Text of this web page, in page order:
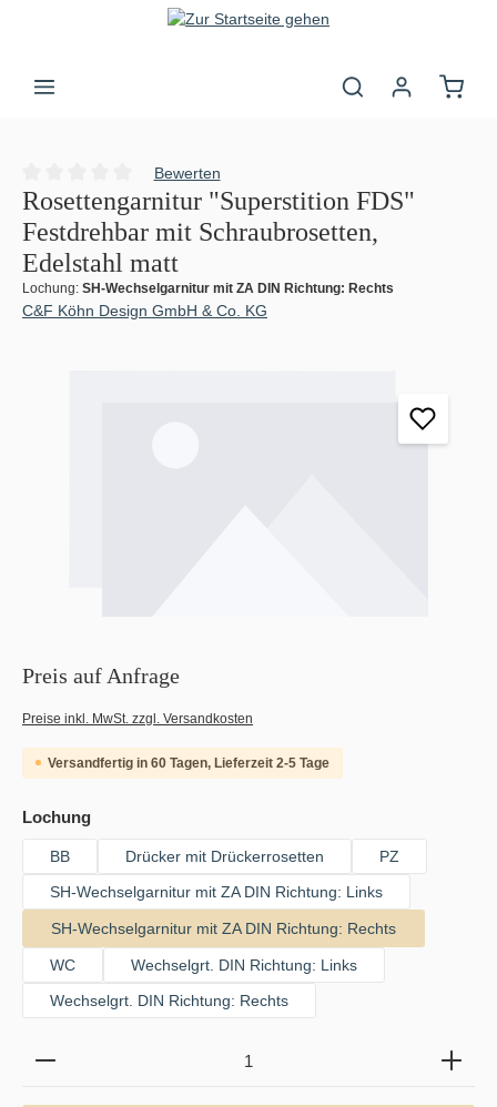
Zum Hauptinhalt springen
Durchschnittliche Bewertung von 0 von 5 Sternen
Bewerten
Rosettengarnitur "Superstition FDS"
Festdrehbar mit Schraubrosetten,
Edelstahl matt
Lochung: SH-Wechselgarnitur mit ZA DIN Richtung: Rechts
C&F Köhn Design GmbH & Co. KG
Preis auf Anfrage
Preise inkl. MwSt. zzgl. Versandkosten
Versandfertig in 60 Tagen, Lieferzeit 2-5 Tage
Lochungauswählen
BB Drücker mit Drückerrosetten
PZ
SH-Wechselgarnitur mit ZA DIN Richtung: Links
SH-Wechselgarnitur mit ZA DIN Richtung: Rechts
WC
Wechselgrt. DIN Richtung: Links
Wechselgrt. DIN Richtung: Rechts
Produkt Anzahl: Gib den gewünschten Wert ein